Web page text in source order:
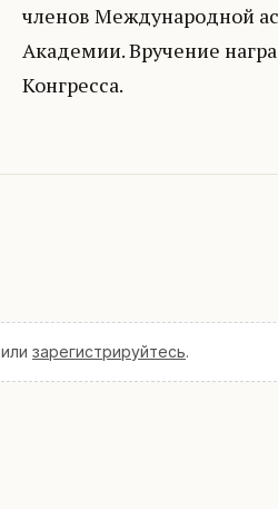
членов Международной
Академии. Вручение
Конгресса.
или зарегистрируйтесь.